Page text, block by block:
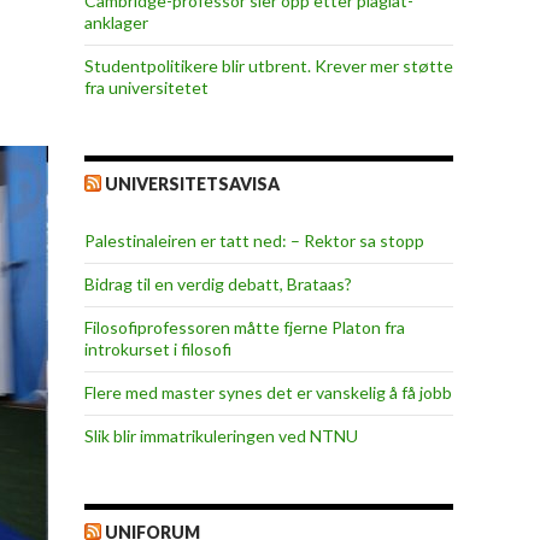
anklager
Studentpolitikere blir utbrent. Krever mer støtte
fra universitetet
UNIVERSITETSAVISA
Palestinaleiren er tatt ned: – Rektor sa stopp
Bidrag til en verdig debatt, Brataas?
Filosofiprofessoren måtte fjerne Platon fra
introkurset i filosofi
Flere med master synes det er vanskelig å få jobb
Slik blir immatrikuleringen ved NTNU
UNIFORUM